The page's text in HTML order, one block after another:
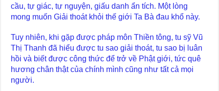
cầu, tự giác, tự nguyện, giấu danh ẩn tích. Một lòng
mong muốn Giải thoát khỏi thế giới Ta Bà đau khổ này.
Tuy nhiên, khi gặp được pháp môn Thiền tông, tu sỹ Vũ
Thị Thanh đã hiểu được tu sao giải thoát, tu sao bị luân
hồi và biết được công thức để trở về Phật giới, tức quê
hương chân thật của chính mình cũng như tất cả mọi
người.